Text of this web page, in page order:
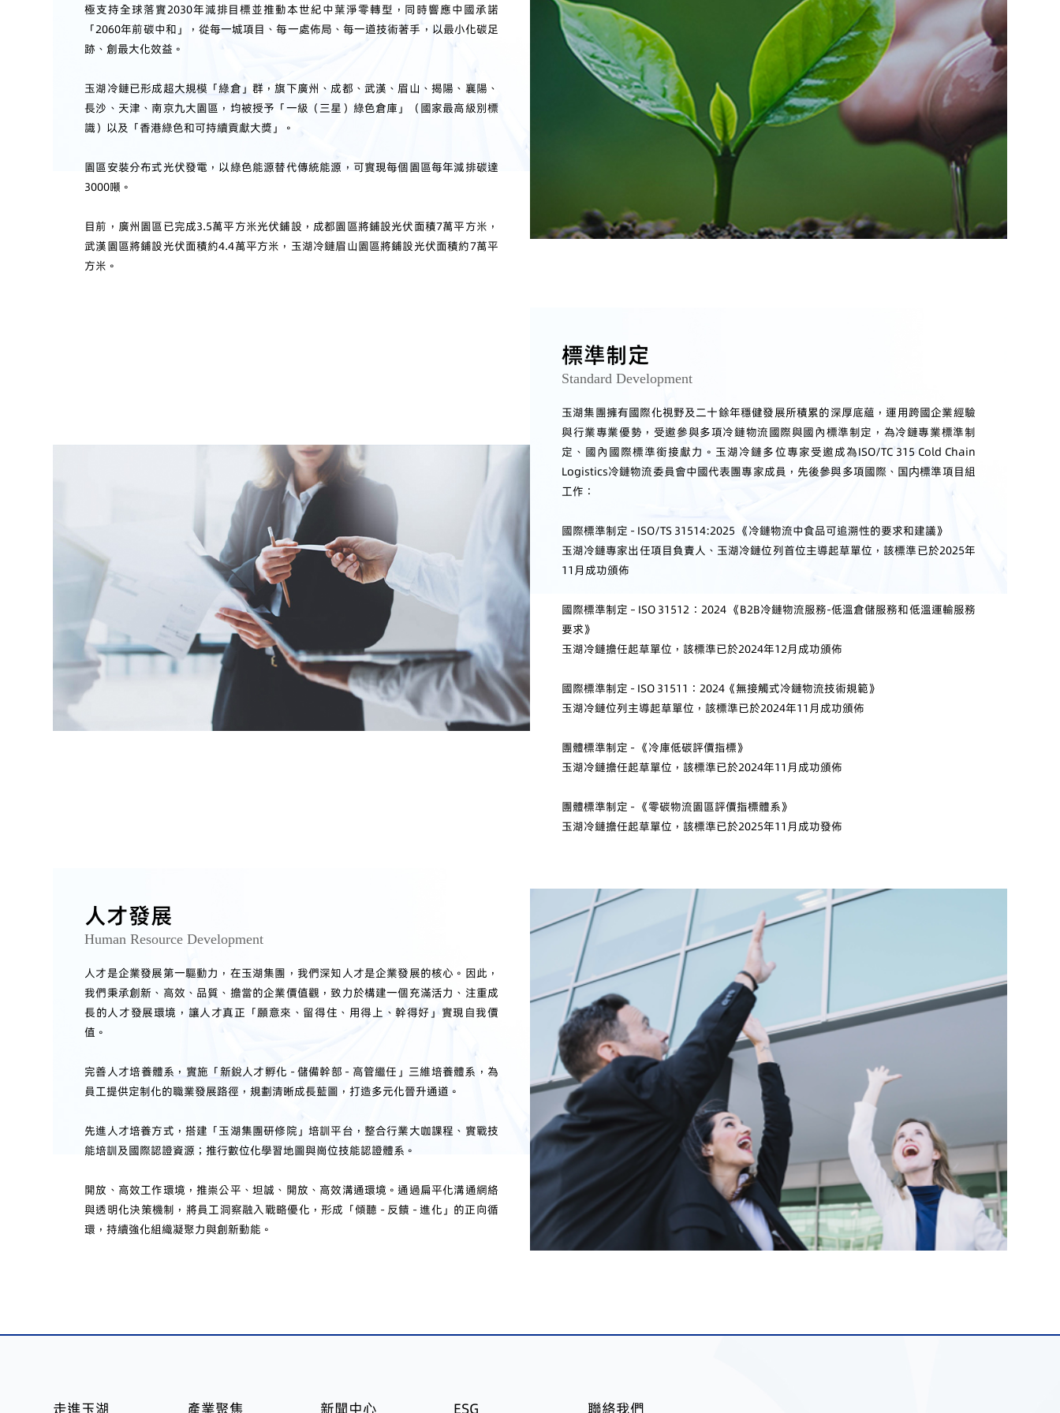
極支持全球落實2030年減排目標並推動本世紀中葉淨零轉型，同時響應中國承諾
「2060年前碳中和」，從每一城項目、每一處佈局、每一道技術著手，以最小化碳足
跡、創最大化效益。
玉湖冷鏈已形成超大規模「綠倉」群，旗下廣州、成都、武漢、眉山、揭陽、襄陽、
長沙、天津、南京九大園區，均被授予「一級（三星）綠色倉庫」（國家最高級別標
識）以及「香港綠色和可持續貢獻大獎」。
園區安裝分布式光伏發電，以綠色能源替代傳統能源，可實現每個園區每年減排碳達
3000噸。
目前，廣州園區已完成3.5萬平方米光伏鋪設，成都園區將鋪設光伏面積7萬平方米，
武漢園區將鋪設光伏面積約4.4萬平方米，玉湖冷鏈眉山園區將鋪設光伏面積約7萬平
方米。
標準制定
Standard Development
玉湖集團擁有國際化視野及二十餘年穩健發展所積累的深厚底蘊，運用跨國企業經驗
與行業專業優勢，受邀參與多項冷鏈物流國際與國內標準制定，為冷鏈專業標準制
定、國內國際標準銜接獻力。玉湖冷鏈多位專家受邀成為ISO/TC 315 Cold Chain
Logistics冷鏈物流委員會中國代表團專家成員，先後參與多項國際、国内標準項目組
工作：
國際標準制定 - ISO/TS 31514:2025 《冷鏈物流中食品可追溯性的要求和建議》
玉湖冷鏈專家出任項目負責人、玉湖冷鏈位列首位主導起草單位，該標準已於2025年
11月成功頒佈
國際標準制定 – ISO 31512：2024 《B2B冷鏈物流服務-低溫倉儲服務和低溫運輸服務
要求》
玉湖冷鏈擔任起草單位，該標準已於2024年12月成功頒佈
國際標準制定 - ISO 31511：2024《無接觸式冷鏈物流技術規範》
玉湖冷鏈位列主導起草單位，該標準已於2024年11月成功頒佈
團體標準制定 - 《冷庫低碳評價指標》
玉湖冷鏈擔任起草單位，該標準已於2024年11月成功頒佈
團體標準制定 - 《零碳物流園區評價指標體系》
玉湖冷鏈擔任起草單位，該標準已於2025年11月成功發佈
人才發展
Human Resource Development
人才是企業發展第一驅動力，在玉湖集團，我們深知人才是企業發展的核心。因此，
我們秉承創新、高效、品質、擔當的企業價值觀，致力於構建一個充滿活力、注重成
長的人才發展環境，讓人才真正「願意來、留得住、用得上、幹得好」實現自我價
值。
完善人才培養體系，實施「新銳人才孵化 - 儲備幹部 - 高管繼任」三維培養體系，為
員工提供定制化的職業發展路徑，規劃清晰成長藍圖，打造多元化晉升通道。
先進人才培養方式，搭建「玉湖集團研修院」培訓平台，整合行業大咖課程、實戰技
能培訓及國際認證資源；推行數位化學習地圖與崗位技能認證體系。
開放、高效工作環境，推崇公平、坦誠、開放、高效溝通環境。通過扁平化溝通網絡
與透明化決策機制，將員工洞察融入戰略優化，形成「傾聽 - 反饋 - 進化」的正向循
環，持續強化組織凝聚力與創新動能。
走進玉湖 產業聚焦 新聞中心 ESG 聯絡我們